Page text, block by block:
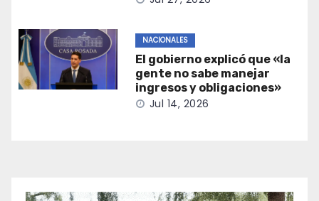
NACIONALES
El gobierno explicó que «la
gente no sabe manejar
ingresos y obligaciones»
Jul 14, 2026